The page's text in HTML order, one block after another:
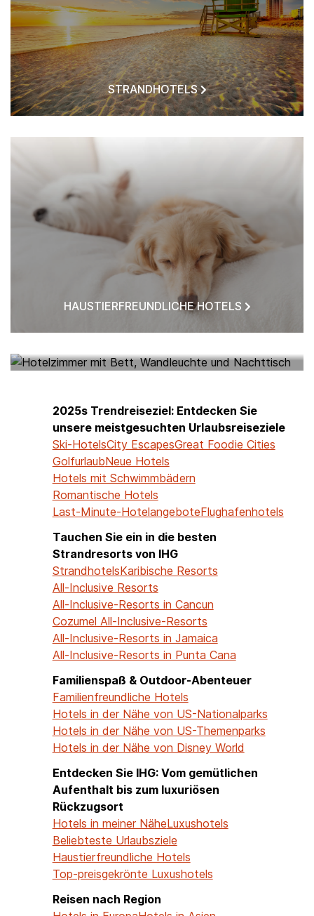
STRANDHOTELS
HAUSTIERFREUNDLICHE HOTELS
2025s Trendreiseziel: Entdecken Sie
unsere meistgesuchten Urlaubsreiseziele
Ski-HotelsCity EscapesGreat Foodie Cities
GolfurlaubNeue Hotels
Hotels mit Schwimmbädern
Romantische Hotels
Last-Minute-HotelangeboteFlughafenhotels
Tauchen Sie ein in die besten
Strandresorts von IHG
StrandhotelsKaribische Resorts
All-Inclusive Resorts
All-Inclusive-Resorts in Cancun
Cozumel All-Inclusive-Resorts
All-Inclusive-Resorts in Jamaica
All-Inclusive-Resorts in Punta Cana
Familienspaß & Outdoor-Abenteuer
Familienfreundliche Hotels
Hotels in der Nähe von US-Nationalparks
Hotels in der Nähe von US-Themenparks
Hotels in der Nähe von Disney World
Entdecken Sie IHG: Vom gemütlichen
Aufenthalt bis zum luxuriösen
Rückzugsort
Hotels in meiner NäheLuxushotels
Beliebteste Urlaubsziele
Haustierfreundliche Hotels
Top-preisgekrönte Luxushotels
Reisen nach Region